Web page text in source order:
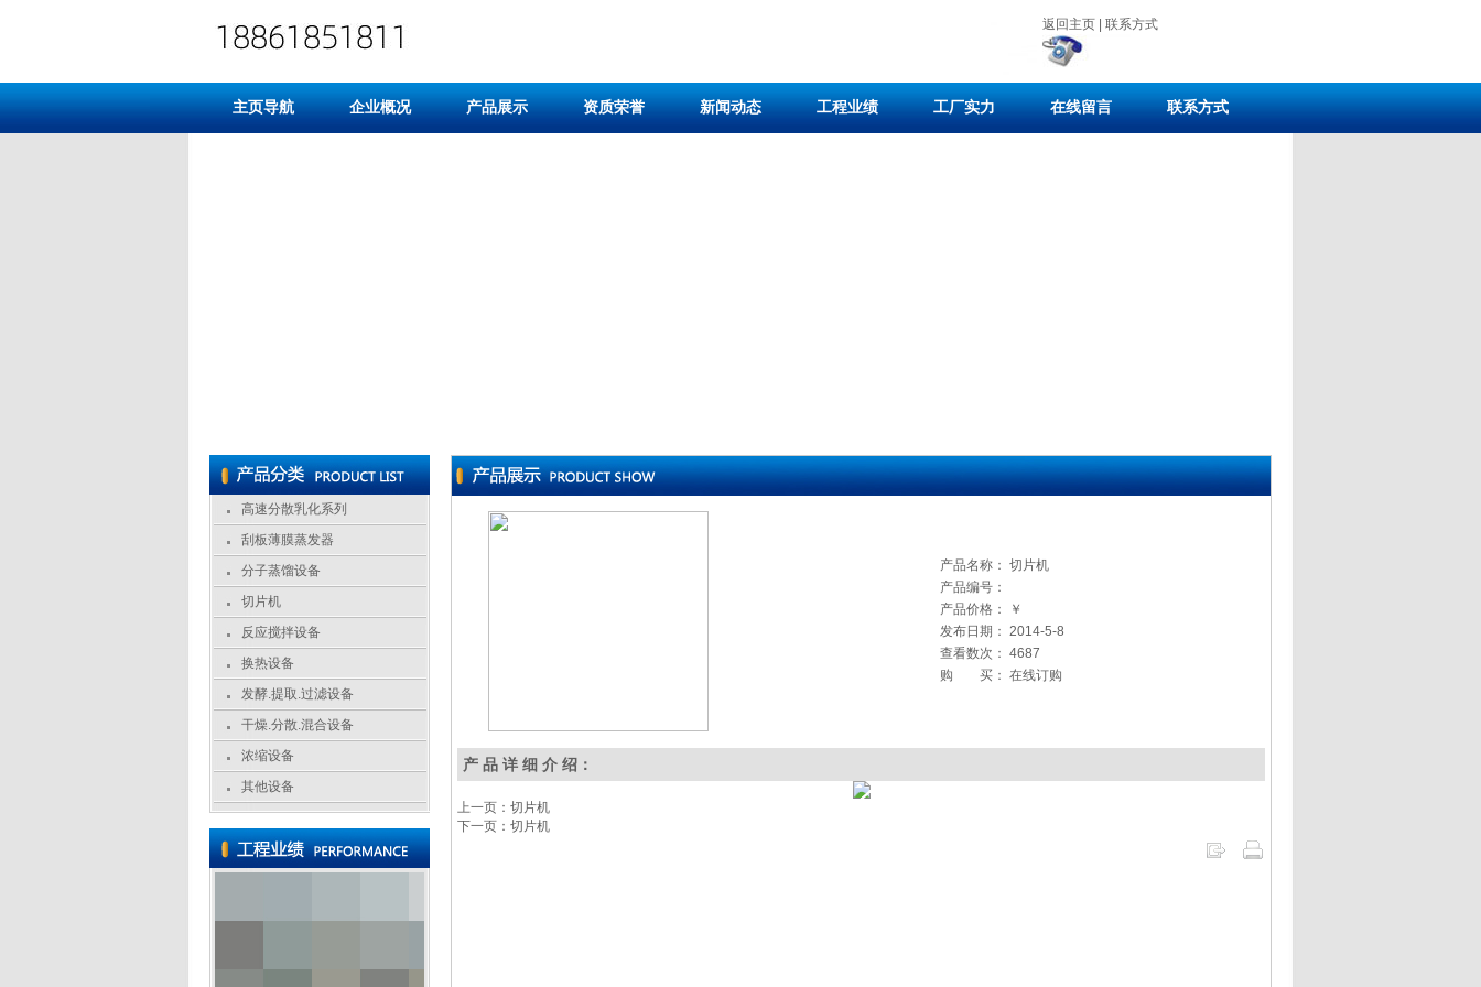
返回主页 联系方式
主页导航 企业概况 产品展示 资质荣誉 新闻动态 工程业绩 工厂实力 在线留言 联系方式
高速分散乳化系列
刮板薄膜蒸发器
分子蒸馏设备
切片机
反应搅拌设备
换热设备
发酵.提取.过滤设备
干燥.分散.混合设备
浓缩设备
其他设备
产品名称： 切片机
产品编号：
产品价格：
￥
发布日期： 2014-5-8
查看数次： 4687
购 买： 在线订购
产 品 详 细 介 绍：
上一页：切片机
下一页：切片机